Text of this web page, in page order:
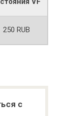
250 RUB
с